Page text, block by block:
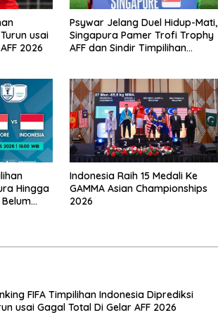
usai
2026
Psywar Jelang Duel Hidup-Mati,
Singapura Pamer Trofi Trophy
AFF dan Sindir Timpilihan
Hingga
Belum
Indonesia Raih 15 Medali Ke
GAMMA Asian Championships
2026
FIFA Timpilihan Indonesia Diprediksi
usai Gagal Total Di Gelar AFF 2026